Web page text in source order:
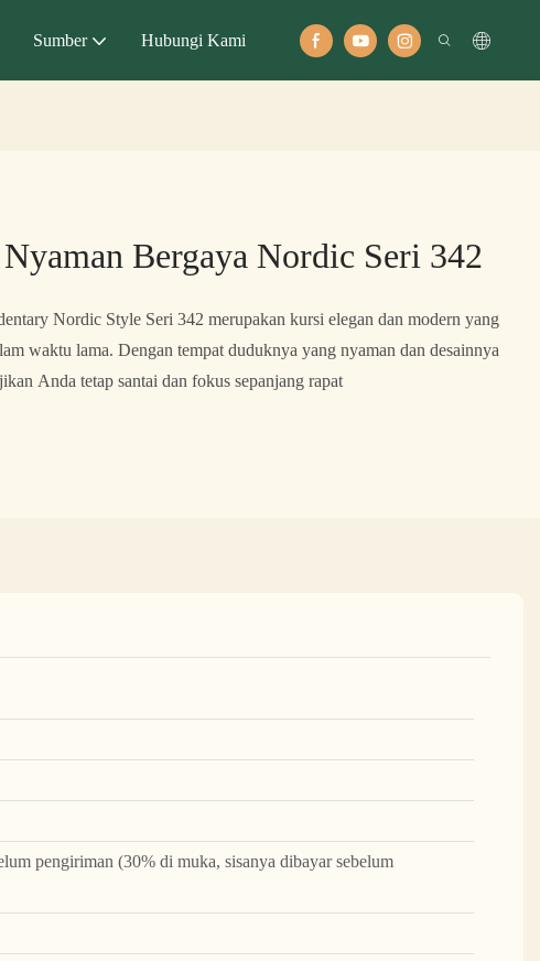
Sumber Hubungi Kami
Bergaya Nordic Seri 342
Nordic Style Seri 342 merupakan kursi elegan dan modern yang
waktu lama. Dengan tempat duduknya yang nyaman dan desainnya
Anda tetap santai dan fokus sepanjang rapat
pengiriman (30% di muka, sisanya dibayar sebelum